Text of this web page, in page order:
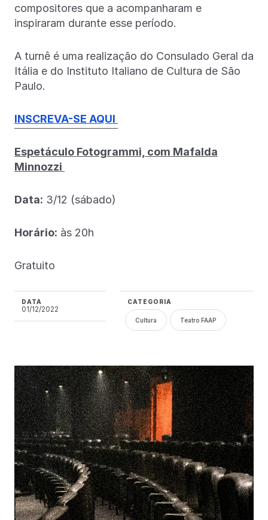
compositores que a acompanharam e
inspiraram durante esse período.
A turnê é uma realização do Consulado Geral da
Itália e do Instituto Italiano de Cultura de São
Paulo.
INSCREVA-SE AQUI
Espetáculo Fotogrammi, com Mafalda
Minnozzi
Data: 3/12 (sábado)
Horário: às 20h
Gratuito
DATA
01/12/2022
CATEGORIA
Cultura Teatro FAAP